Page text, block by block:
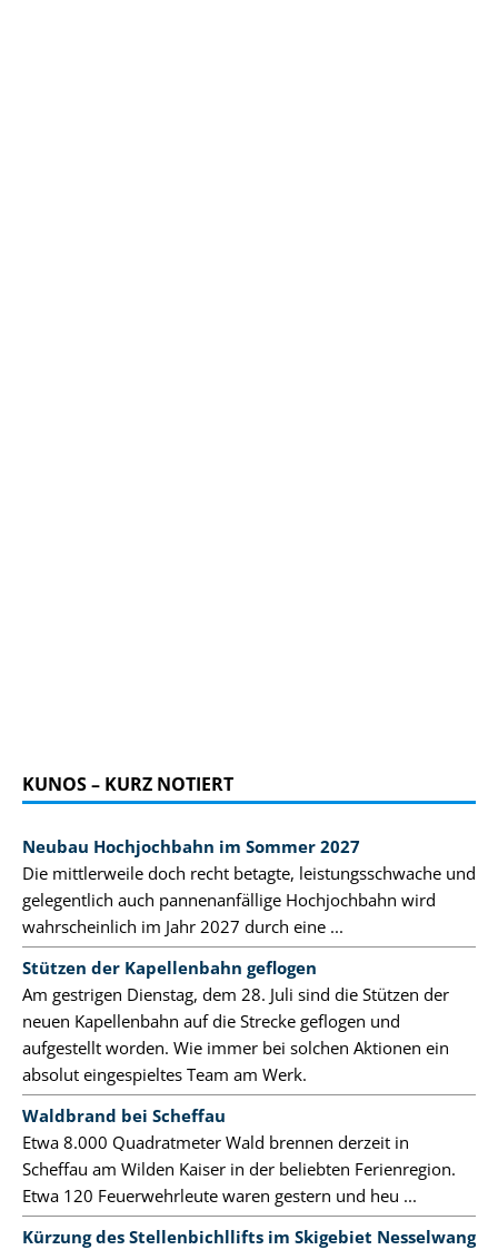
KUNOS – KURZ NOTIERT
Neubau Hochjochbahn im Sommer 2027
Die mittlerweile doch recht betagte, leistungsschwache und
gelegentlich auch pannenanfällige Hochjochbahn wird
wahrscheinlich im Jahr 2027 durch eine ...
Stützen der Kapellenbahn geflogen
Am gestrigen Dienstag, dem 28. Juli sind die Stützen der
neuen Kapellenbahn auf die Strecke geflogen und
aufgestellt worden. Wie immer bei solchen Aktionen ein
absolut eingespieltes Team am Werk.
Waldbrand bei Scheffau
Etwa 8.000 Quadratmeter Wald brennen derzeit in
Scheffau am Wilden Kaiser in der beliebten Ferienregion.
Etwa 120 Feuerwehrleute waren gestern und heu ...
Kürzung des Stellenbichllifts im Skigebiet Nesselwang